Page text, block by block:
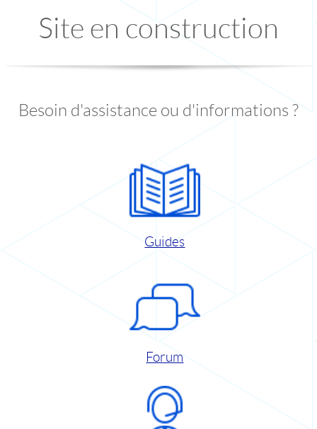
Site en construction
Besoin d'assistance ou d'informations ?
Guides
Forum